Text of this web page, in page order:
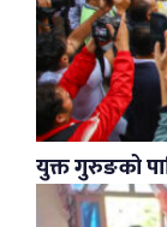
युक्त गुरुङको